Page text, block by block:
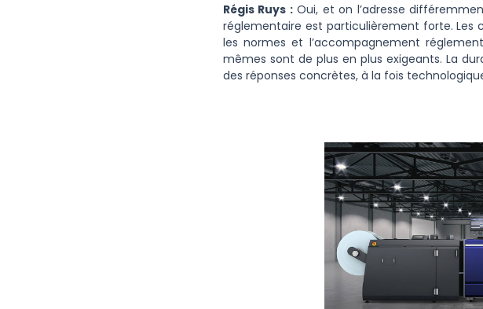
Régis Ruys :Oui, et on l’adresse
réglementaire est particulièrement forte. Les
les normes et l’accompagnement
mêmes sont de plus en plus exigeants. La
des réponses concrètes, à la fois